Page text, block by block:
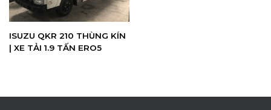
ISUZU QKR 210 THÙNG KÍN
| XE TẢI 1.9 TẤN ERO5